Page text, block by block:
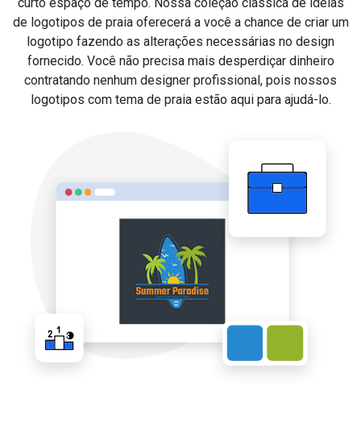
de logotipos de praia oferecerá a você a chance de criar um
logotipo fazendo as alterações necessárias no design
fornecido. Você não precisa mais desperdiçar dinheiro
contratando nenhum designer profissional, pois nossos
logotipos com tema de praia estão aqui para ajudá-lo.